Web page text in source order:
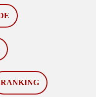
RANKING